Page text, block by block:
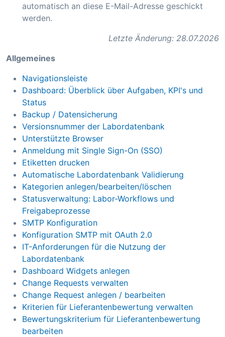
automatisch an diese E-Mail-Adresse geschickt
werden.
Letzte Änderung: 28.07.2026
Allgemeines
Navigationsleiste
Dashboard: Überblick über Aufgaben, KPI's und
Status
Backup / Datensicherung
Versionsnummer der Labordatenbank
Unterstützte Browser
Anmeldung mit Single Sign-On (SSO)
Etiketten drucken
Automatische Labordatenbank Validierung
Kategorien anlegen/bearbeiten/löschen
Statusverwaltung: Labor-Workflows und
Freigabeprozesse
SMTP Konfiguration
Konfiguration SMTP mit OAuth 2.0
IT-Anforderungen für die Nutzung der
Labordatenbank
Dashboard Widgets anlegen
Change Requests verwalten
Change Request anlegen / bearbeiten
Kriterien für Lieferantenbewertung verwalten
Bewertungskriterium für Lieferantenbewertung
bearbeiten